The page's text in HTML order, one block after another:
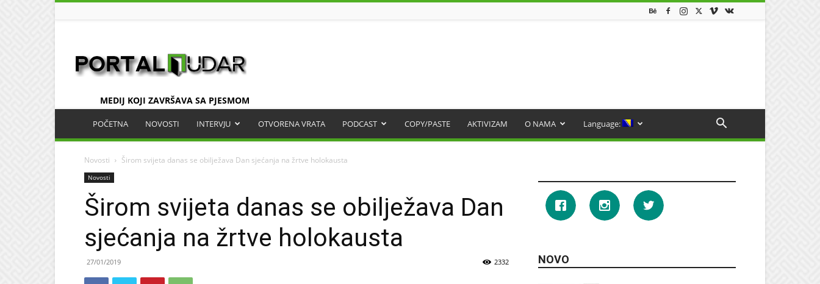
MEDIJ KOJI ZAVRŠAVA SA PJESMOM
POČETNA NOVOSTI INTERVJU OTVORENA VRATA PODCAST COPY/PASTE AKTIVIZAM O NAMA Language:
Novosti Širom svijeta danas se obilježava Dan sjećanja na žrtve holokausta
Novosti
Širom svijeta danas se obilježava Dan
sjećanja na žrtve holokausta
27/01/2019 2332 NOVO